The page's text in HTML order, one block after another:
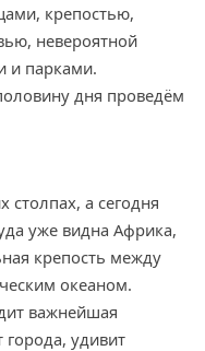
крепостью,
невероятной
и парками.
дня проведём
а сегодня
уже видна Африка,
крепость между
океаном.
важнейшая
удивит